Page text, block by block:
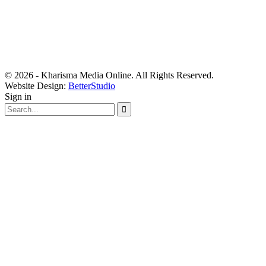
© 2026 - Kharisma Media Online. All Rights Reserved.
Website Design: BetterStudio
Sign in